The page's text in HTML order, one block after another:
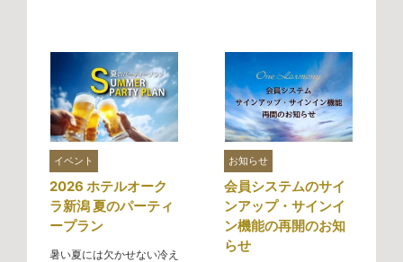
イベント
2026 ホテルオーク
ラ新潟 夏のパーティ
ープラン
暑い夏には欠かせない冷え
お知らせ
会員システムのサイ
ンアップ・サインイ
ン機能の再開のお知
らせ